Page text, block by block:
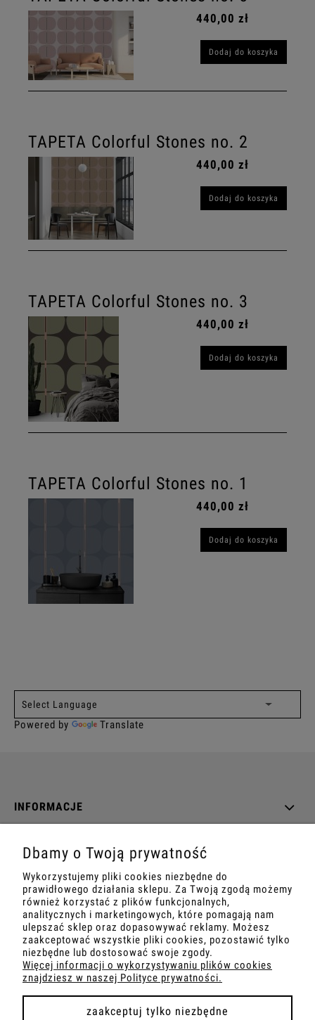
440,00 zł
Dodaj do koszyka
TAPETA Colorful Stones no. 2
440,00 zł
Dodaj do koszyka
TAPETA Colorful Stones no. 3
440,00 zł
Dodaj do koszyka
TAPETA Colorful Stones no. 1
440,00 zł
Dodaj do koszyka
Powered by Translate
INFORMACJE
DANE TECHNICZNE
pokaż pełną wersję strony
Sklep internetowy Shoper.pl
Dbamy o Twoją prywatność
Wykorzystujemy pliki cookies niezbędne do
prawidłowego działania sklepu. Za Twoją zgodą możemy
również korzystać z plików funkcjonalnych,
analitycznych i marketingowych, które pomagają nam
ulepszać sklep oraz dopasowywać reklamy. Możesz
zaakceptować wszystkie pliki cookies, pozostawić tylko
niezbędne lub dostosować swoje zgody.
Więcej informacji o wykorzystywaniu plików cookies
znajdziesz w naszej Polityce prywatności.
zaakceptuj tylko niezbędne